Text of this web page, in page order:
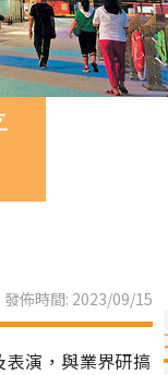
發佈時間: 2023/09/15
演，與業界研搞